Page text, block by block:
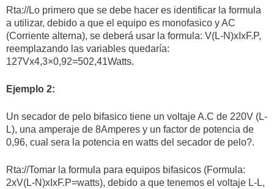
Rta://Lo primero que se debe hacer es identificar la formula
a utilizar, debido a que el equipo es monofasico y AC
(Corriente alterna), se deberá usar la formula: V(L-N)xIxF.P,
reemplazando las variables quedaría:
127Vx4,3×0,92=502,41Watts.
Ejemplo 2:
Un secador de pelo bifasico tiene un voltaje A.C de 220V (L-
L), una amperaje de 8Amperes y un factor de potencia de
0,96, cual sera la potencia en watts del secador de pelo?.
Rta://Tomar la formula para equipos bifasicos (Formula:
2xV(L-N)xIxF.P=watts), debido a que tenemos el voltaje L-L,